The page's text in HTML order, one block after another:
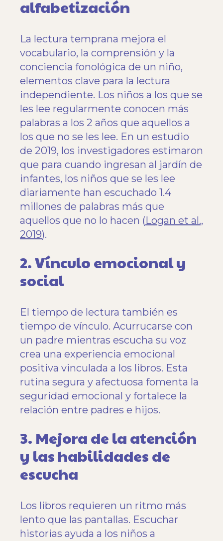
alfabetización
La lectura temprana mejora el
vocabulario, la comprensión y la
conciencia fonológica de un niño,
elementos clave para la lectura
independiente. Los niños a los que se
les lee regularmente conocen más
palabras a los 2 años que aquellos a
los que no se les lee. En un estudio
de 2019, los investigadores estimaron
que para cuando ingresan al jardín de
infantes, los niños que se les lee
diariamente han escuchado 1.4
millones de palabras más que
aquellos que no lo hacen (Logan et al.,
2019).
2. Vínculo emocional y
social
El tiempo de lectura también es
tiempo de vínculo. Acurrucarse con
un padre mientras escucha su voz
crea una experiencia emocional
positiva vinculada a los libros. Esta
rutina segura y afectuosa fomenta la
seguridad emocional y fortalece la
relación entre padres e hijos.
3. Mejora de la atención
y las habilidades de
escucha
Los libros requieren un ritmo más
lento que las pantallas. Escuchar
historias ayuda a los niños a